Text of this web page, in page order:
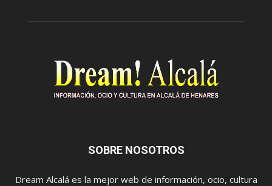
SOBRE NOSOTROS
Dream Alcalá es la mejor web de información, ocio, cultura